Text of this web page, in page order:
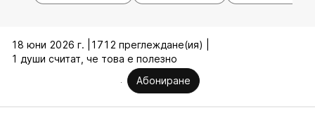
18 юни 2026 г. |
1712 преглеждане(ия) |
1 души считат, че това е полезно
Абониране